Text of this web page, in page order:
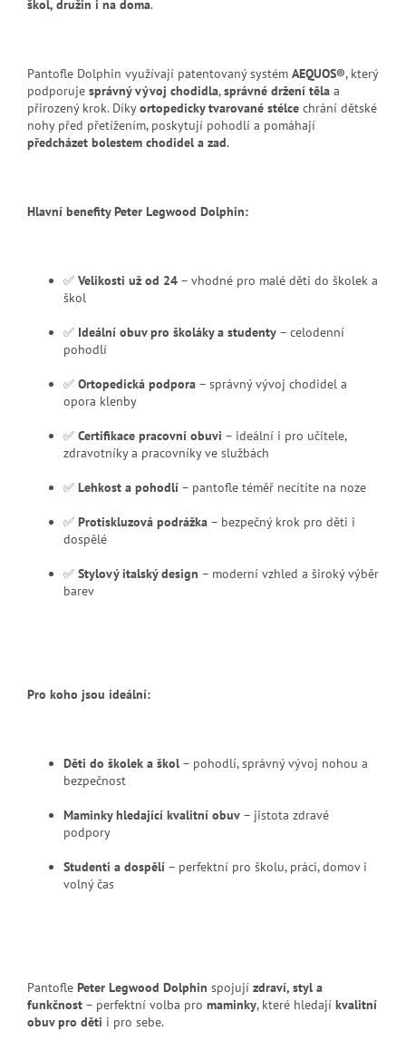
škol, družin i na doma.
Pantofle Dolphin využívají patentovaný systém AEQUOS®, který
podporuje správný vývoj chodidla,správné držení těla a
přirozený krok. Díkyortopedicky tvarované stélce chrání dětské
nohy před přetížením, poskytují pohodlí a pomáhají
předcházet bolestem chodidel a zad.
Hlavní benefity Peter Legwood Dolphin:
✅ Velikosti už od 24 – vhodné pro malé děti do školek a
škol
✅ Ideální obuv pro školáky a studenty – celodenní
pohodlí
✅ Ortopedická podpora – správný vývoj chodidel a
opora klenby
✅ Certifikace pracovní obuvi – ideální i pro učitele,
zdravotníky a pracovníky ve službách
✅ Lehkost a pohodlí – pantofle téměř necítíte na noze
✅ Protiskluzová podrážka – bezpečný krok pro děti i
dospělé
✅ Stylový italský design – moderní vzhled a široký výběr
barev
Pro koho jsou ideální:
Děti do školek a škol – pohodlí, správný vývoj nohou a
bezpečnost
Maminky hledající kvalitní obuv – jistota zdravé
podpory
Studenti a dospělí – perfektní pro školu, práci, domov i
volný čas
Pantofle Peter Legwood Dolphin spojují zdraví, styl a
funkčnost – perfektní volba pro maminky, které hledají kvalitní
obuv pro děti i pro sebe.